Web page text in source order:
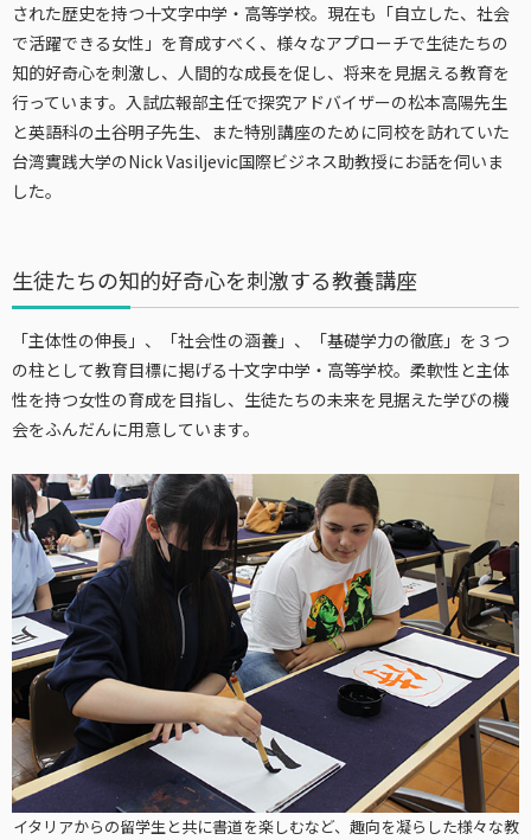
された歴史を持つ十文字中学・高等学校。現在も「自立した、社会
で活躍できる女性」を育成すべく、様々なアプローチで生徒たちの
知的好奇心を刺激し、人間的な成長を促し、将来を見据える教育を
行っています。入試広報部主任で探究アドバイザーの松本高陽先生
と英語科の土谷明子先生、また特別講座のために同校を訪れていた
台湾實践大学のNick Vasiljevic国際ビジネス助教授にお話を伺いま
した。
生徒たちの知的好奇心を刺激する教養講座
「主体性の伸長」、「社会性の涵養」、「基礎学力の徹底」を３つ
の柱として教育目標に掲げる十文字中学・高等学校。柔軟性と主体
性を持つ女性の育成を目指し、生徒たちの未来を見据えた学びの機
会をふんだんに用意しています。
イタリアからの留学生と共に書道を楽しむなど、趣向を凝らした様々な教